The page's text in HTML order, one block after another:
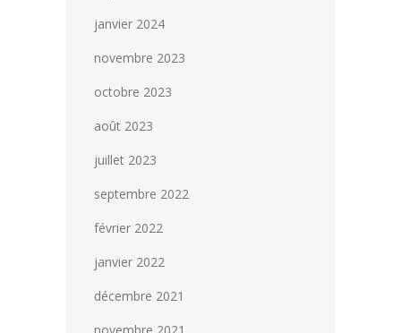
janvier 2024
novembre 2023
octobre 2023
août 2023
juillet 2023
septembre 2022
février 2022
janvier 2022
décembre 2021